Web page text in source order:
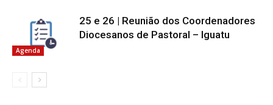
Agenda
25 e 26 | Reunião dos Coordenadores
Diocesanos de Pastoral – Iguatu